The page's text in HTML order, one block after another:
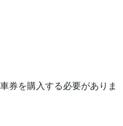
券を購入する必要がありま